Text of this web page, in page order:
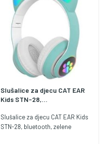
kontrola - funkcionalna jedna
tipka. 7. Dužina kabela slušalica
1,2 met. Težina 9g.
Slušalice za djecu CAT EAR
Kids STN-28,...
Slušalice za djecu CAT EAR Kids
STN-28, bluetooth, zelene